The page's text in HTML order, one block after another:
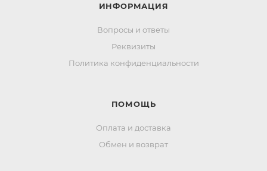
ИНФОРМАЦИЯ
Вопросы и ответы
Реквизиты
Политика конфиденциальности
ПОМОЩЬ
Оплата и доставка
Обмен и возврат